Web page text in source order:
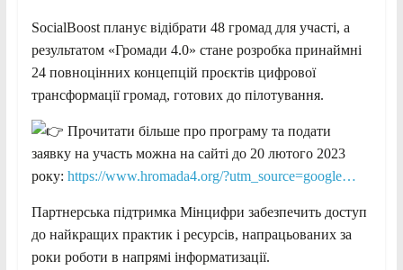
SocialBoost планує відібрати 48 громад для участі, а
результатом «Громади 4.0» стане розробка принаймні
24 повноцінних концепцій проєктів цифрової
трансформації громад, готових до пілотування.
Прочитати більше про програму та подати
заявку на участь можна на сайті до 20 лютого 2023
року: https://www.hromada4.org/?utm_source=google…
Партнерська підтримка Мінцифри забезпечить доступ
до найкращих практик і ресурсів, напрацьованих за
роки роботи в напрямі інформатизації.